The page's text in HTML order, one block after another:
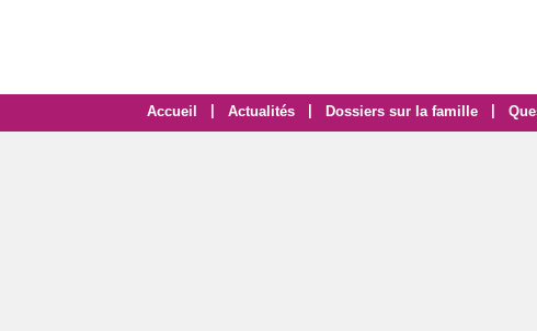
Accueil Actualités Dossiers sur la famille